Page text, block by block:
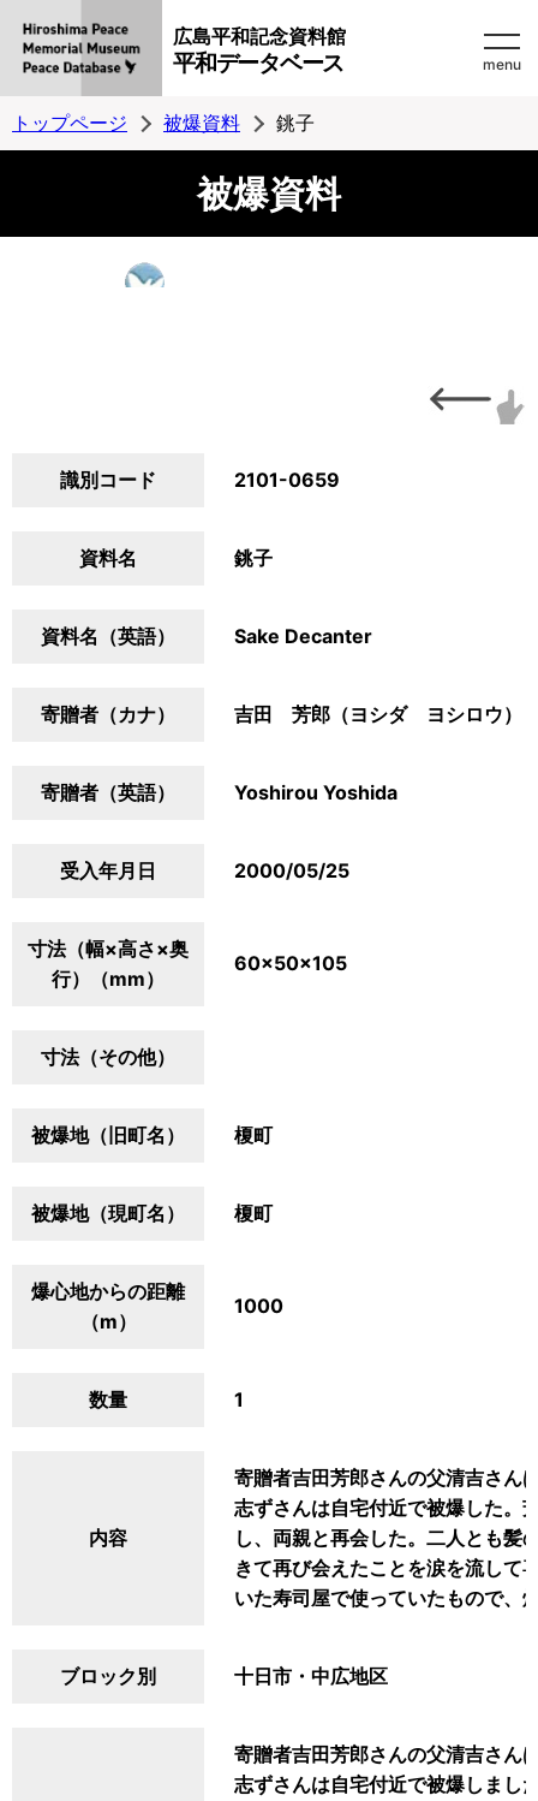
広島平和記念資料館
平和データベース menu
トップページ 被爆資料 銚子
被爆資料
識別コード 2101-0659
資料名 銚子
資料名（英語） Sake Decanter
寄贈者（カナ） 吉田 芳郎（ヨシダ ヨシロウ）
寄贈者（英語） Yoshirou Yoshida
受入年月日 2000/05/25
寸法（幅×高さ×奥
行）（mm）
60×50×105
寸法（その他）
被爆地（旧町名） 榎町
被爆地（現町名） 榎町
爆心地からの距離
（m）
1000
数量 1
内容
寄贈者吉田芳郎さんの父清吉さん
志ずさんは自宅付近で被爆した
し、両親と再会した。二人とも髪
きて再び会えたことを涙を流して
いた寿司屋で使っていたもので、
ブロック別 十日市・中広地区
寄贈者吉田芳郎さんの父清吉さん
志ずさんは自宅付近で被爆しま